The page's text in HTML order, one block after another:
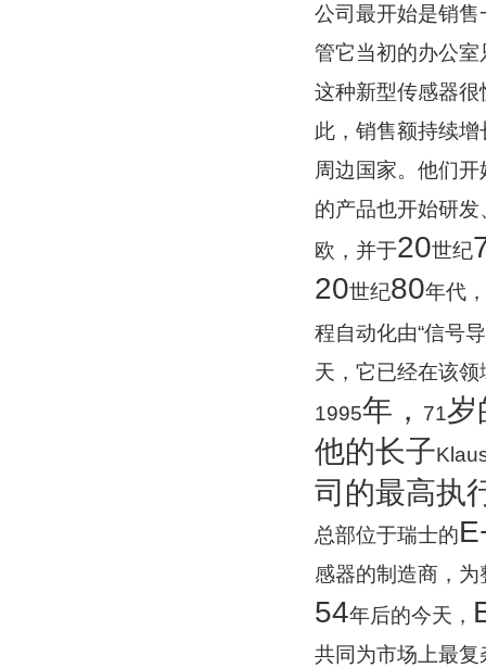
公司最开始是销售
管它当初的办公
这种新型传感器
此，销售额持续
周边国家。他们
的产品也开始研
欧，并于20世纪
20世纪80年代
程自动化由“信号
天，它已经在该
1995年， 71岁
他的长子
司的最高执
总部位于瑞士的
感器的制造商，
54年后的今天，
共同为市场上最